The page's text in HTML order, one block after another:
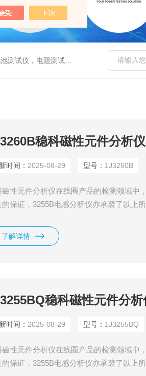
测试仪，数据采集仪
稳科磁性元件分析仪
时间： 2025-08-29 型号： 1J3260B
磁性元件分析仪在线圈产品的检测领域中
的保证，3255B电感分析仪亦承袭了以上
了解详情
稳科磁性元件分析
时间： 2025-08-29 型号： 1J3255BQ
磁性元件分析仪在线圈产品的检测领域中
的保证，3255B电感分析仪亦承袭了以上